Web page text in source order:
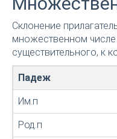
Склонение
множественном
существительного, к
Падеж
Им.п
Род.п